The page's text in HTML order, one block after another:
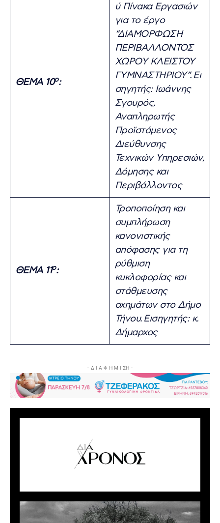
ΘΕΜΑ 10ο:
ύ Πίνακα Εργασιών
για το έργο
“ΔΙΑΜΟΡΦΩΣΗ
ΠΕΡΙΒΑΛΛΟΝΤΟΣ
ΧΩΡΟΥ ΚΛΕΙΣΤΟΥ
ΓΥΜΝΑΣΤΗΡΙΟΥ”.Ει
σηγητής: Ιωάννης
Σγουρός,
Αναπληρωτής
Προϊστάμενος
Διεύθυνσης
Τεχνικών Υπηρεσιών,
Δόμησης και
Περιβάλλοντος
ΘΕΜΑ 11ο:
Τροποποίηση και
συμπλήρωση
κανονιστικής
απόφασης για τη
ρύθμιση
κυκλοφορίας και
στάθμευσης
οχημάτων στο Δήμο
Τήνου. Εισηγητής: κ.
Δήμαρχος
- Δ Ι Α Φ Η Μ Ι ΣΗ -